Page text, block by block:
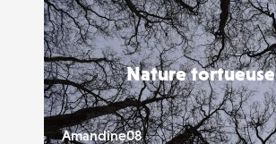
Nature tortueuse
Amandine08